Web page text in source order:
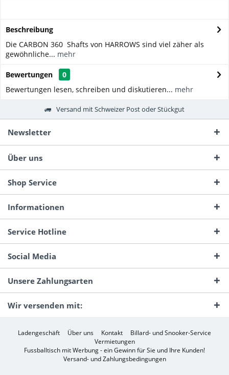
Beschreibung
Die CARBON 360 Shafts von HARROWS sind viel zäher als
gewöhnliche... mehr
Bewertungen
0
Bewertungen lesen, schreiben und diskutieren... mehr
Versand mit Schweizer Post oder Stückgut
Newsletter
Über uns
Shop Service
Informationen
Service Hotline
Social Media
Unsere Zahlungsarten
Wir versenden mit:
Ladengeschäft Über uns Kontakt
Billard- und Snooker-Service
Vermietungen
Fussballtisch mit Werbung - ein Gewinn für Sie und Ihre Kunden!
Versand- und Zahlungsbedingungen